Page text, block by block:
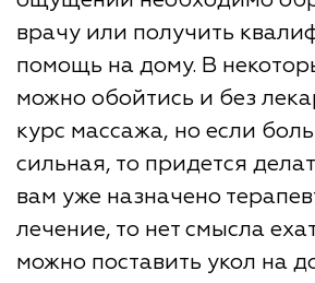
врачу или получить
помощь на дому. В
можно обойтись и без
курс массажа, но если
сильная, то придется
вам уже назначено
лечение, то нет смысла
можно поставить укол на